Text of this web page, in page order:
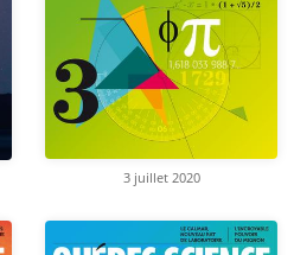
3 juillet 2020